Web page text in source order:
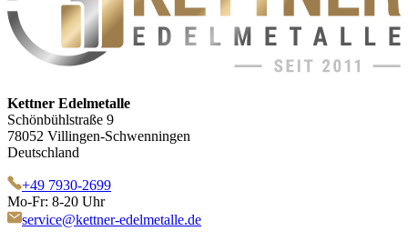
Kettner Edelmetalle
Schönbühlstraße 9
78052 Villingen-Schwenningen
Deutschland
+49 7930-2699
Mo-Fr: 8-20 Uhr
service@kettner-edelmetalle.de